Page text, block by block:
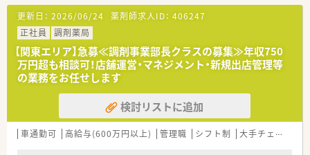
更新日： 2026/06/24 薬剤師求人ID： 406247
正社員
調剤薬局
【関東エリア】急募≪調剤事業部長クラスの募集≫年収750
万円超も相談可！店舗運営・マネジメント・新規出店管理等
の業務をお任せします
検討リストに追加
車通勤可 高給与(600万円以上) 管理職 シフト制 大手チェーン以外